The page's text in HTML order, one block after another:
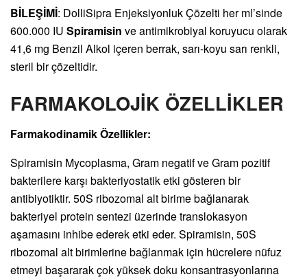
BİLEŞİMİ: DolliSipra Enjeksiyonluk Çözelti her ml’sinde
600.000 IU Spiramisin ve antimikrobiyal koruyucu olarak
41,6 mg Benzil Alkol içeren berrak, sarı-koyu sarı renkli,
steril bir çözeltidir.
FARMAKOLOJİK ÖZELLİKLER
Farmakodinamik Özellikler:
Spiramisin Mycoplasma, Gram negatif ve Gram pozitif
bakterilere karşı bakteriyostatik etki gösteren bir
antibiyotiktir. 50S ribozomal alt birime bağlanarak
bakteriyel protein sentezi üzerinde translokasyon
aşamasını inhibe ederek etki eder. Spiramisin, 50S
ribozomal alt birimlerine bağlanmak için hücrelere nüfuz
etmeyi başararak çok yüksek doku konsantrasyonlarına